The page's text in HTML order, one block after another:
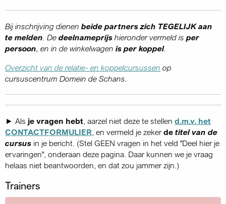
Bij inschrijving dienen beide partners zich TEGELIJK aan
te melden . De deelnameprijs hieronder vermeld is per
persoon, en in de winkelwagen is per koppel.
Overzicht van de relatie- en koppelcursussen op
cursuscentrum Domein de Schans.
► Als je vragen hebt , aarzel niet deze te stellen d.m.v. het
CONTACTFORMULIER , en vermeld je zekerde titel van de
cursus in je bericht. (Stel GEEN vragen in het veld "Deel hier je
ervaringen", onderaan deze pagina. Daar kunnen we je vraag
helaas niet beantwoorden, en dat zou jammer zijn.)
Trainers